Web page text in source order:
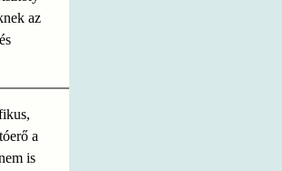
az
a
is